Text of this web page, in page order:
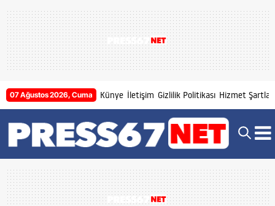
07 Ağustos 2026, Cuma Künye İletişim Gizlilik Politikası Hizmet Şartları